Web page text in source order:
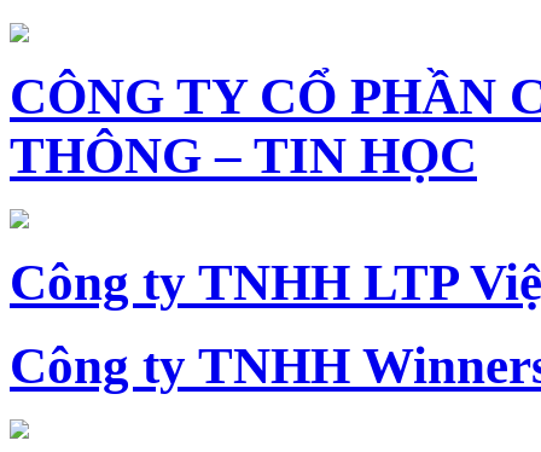
CÔNG TY CỔ PHẦN
THÔNG – TIN HỌC
Công ty TNHH LTP
Công ty TNHH